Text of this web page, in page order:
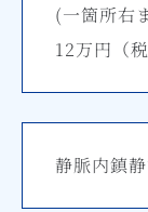
(一箇所右
12万円 （
静脈内鎮